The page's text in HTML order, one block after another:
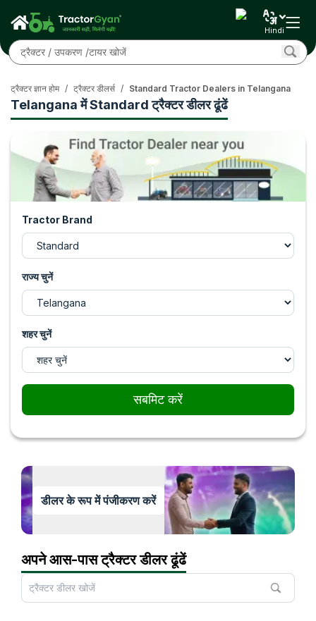
Hindi
Telangana में Standard ट्रैक्टर डीलर ढूंढें
ट्रैक्टर ज्ञान होम / ट्रैक्टर डीलर्स / Standard Tractor Dealers in Telangana
Tractor Brand
राज्य चुनें
शहर चुनें
सबमिट करें
डीलर के रूप में पंजीकरण करें
अपने आस-पास ट्रैक्टर डीलर ढूंढें